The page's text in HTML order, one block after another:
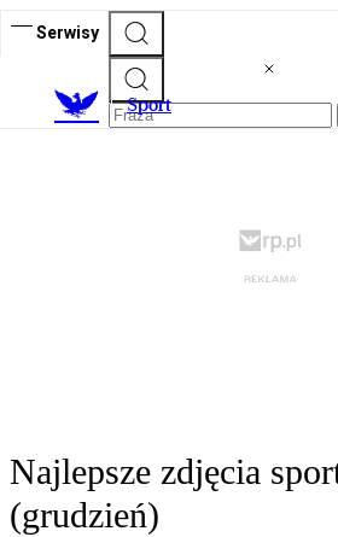
Serwisy
Sport
Najlepsze zdjęcia
(grudzień)